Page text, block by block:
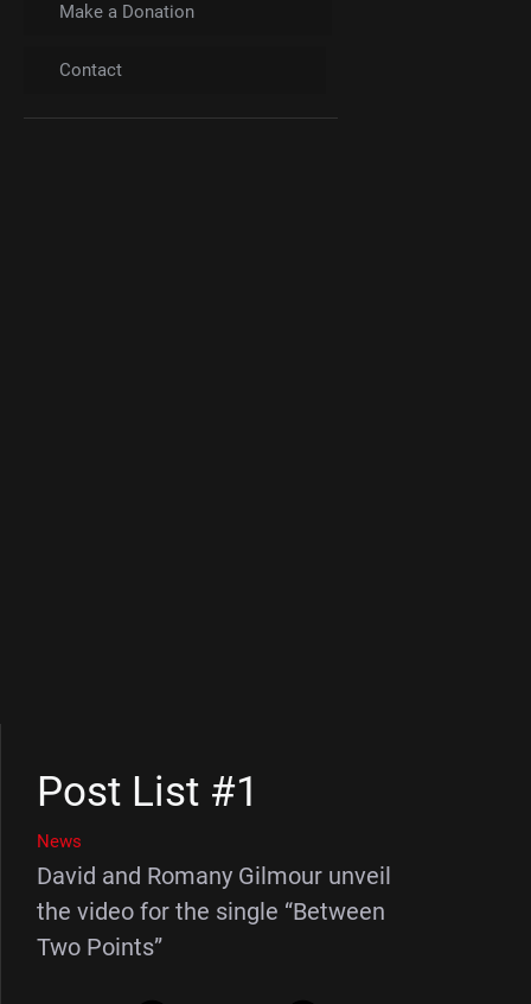
Make a Donation
Contact
Post List #1
News
David and Romany Gilmour unveil
the video for the single “Between
Two Points”